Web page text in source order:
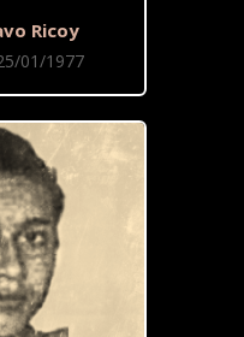
Ricoy
01/1977